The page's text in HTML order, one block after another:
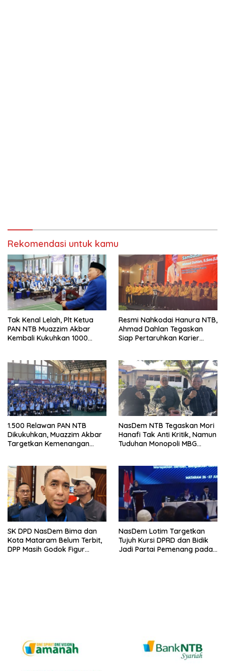
Rekomendasi untuk kamu
Tak Kenal Lelah, Plt Ketua
PAN NTB Muazzim Akbar
Kembali Kukuhkan 1000
Resmi Nahkodai Hanura NTB,
Ahmad Dahlan Tegaskan
Siap Pertaruhkan Karier
1.500 Relawan PAN NTB
Dikukuhkan, Muazzim Akbar
Targetkan Kemenangan
NasDem NTB Tegaskan Mori
Hanafi Tak Anti Kritik, Namun
Tuduhan Monopoli MBG
SK DPD NasDem Bima dan
Kota Mataram Belum Terbit,
DPP Masih Godok Figur
NasDem Lotim Targetkan
Tujuh Kursi DPRD dan Bidik
Jadi Partai Pemenang pada